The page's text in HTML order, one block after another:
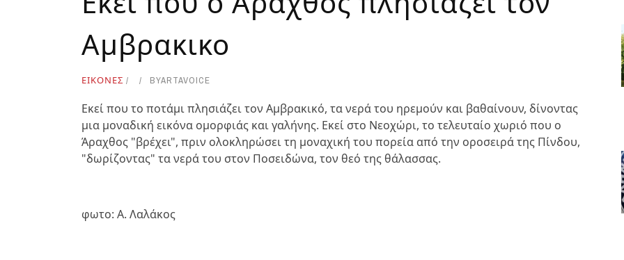
Αμβρακικο
ΕΙΚΟΝΕΣ BYARTAVOICE
Εκεί που το ποτάμι πλησιάζει τον Αμβρακικό, τα νερά του ηρεμούν και βαθαίνουν, δίνοντας
μια μοναδική εικόνα ομορφιάς και γαλήνης. Εκεί στο Νεοχώρι, το τελευταίο χωριό που ο
Άραχθος "βρέχει", πριν ολοκληρώσει τη μοναχική του πορεία από την οροσειρά της Πίνδου,
"δωρίζοντας" τα νερά του στον Ποσειδώνα, τον θεό της θάλασσας.
φωτο: Α. Λαλάκος